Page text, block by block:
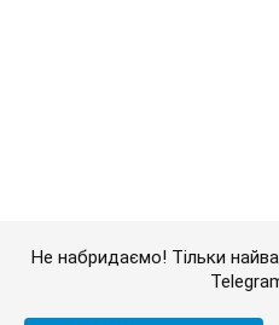
Не набридаємо! Тільки